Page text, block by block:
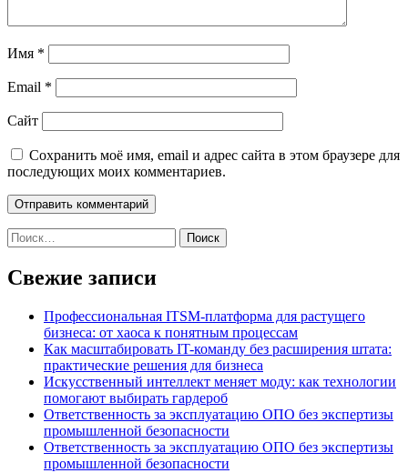
Имя *
Email *
Сайт
Сохранить моё имя, email и адрес сайта в этом браузере для
последующих моих комментариев.
Найти:
Свежие записи
Профессиональная ITSM-платформа для растущего
бизнеса: от хаоса к понятным процессам
Как масштабировать IT-команду без расширения штата:
практические решения для бизнеса
Искусственный интеллект меняет моду: как технологии
помогают выбирать гардероб
Ответственность за эксплуатацию ОПО без экспертизы
промышленной безопасности
Ответственность за эксплуатацию ОПО без экспертизы
промышленной безопасности